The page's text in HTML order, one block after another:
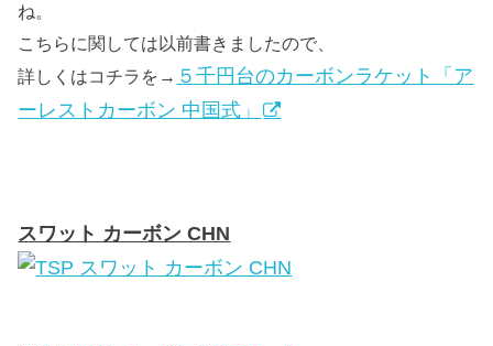
ね。
こちらに関しては以前書きましたので、
詳しくはコチラを→ ５千円台のカーボンラケット「ア
ーレストカーボン 中国式」
スワット カーボン CHN